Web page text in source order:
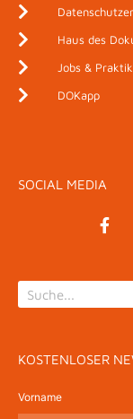
Haus des
Jobs &
DOKapp
SOCIAL MEDIA
KOSTENLOSER
Vorname